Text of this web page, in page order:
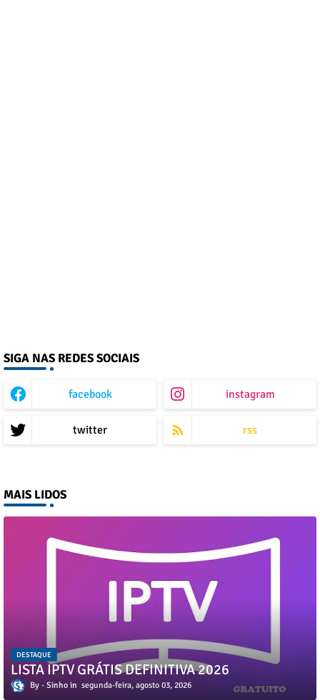
SIGA NAS REDES SOCIAIS
facebook instagram
twitter rss
MAIS LIDOS
DESTAQUE
LISTA IPTV GRÁTIS DEFINITIVA 2026
Sinho segunda-feira, agosto 03, 2026